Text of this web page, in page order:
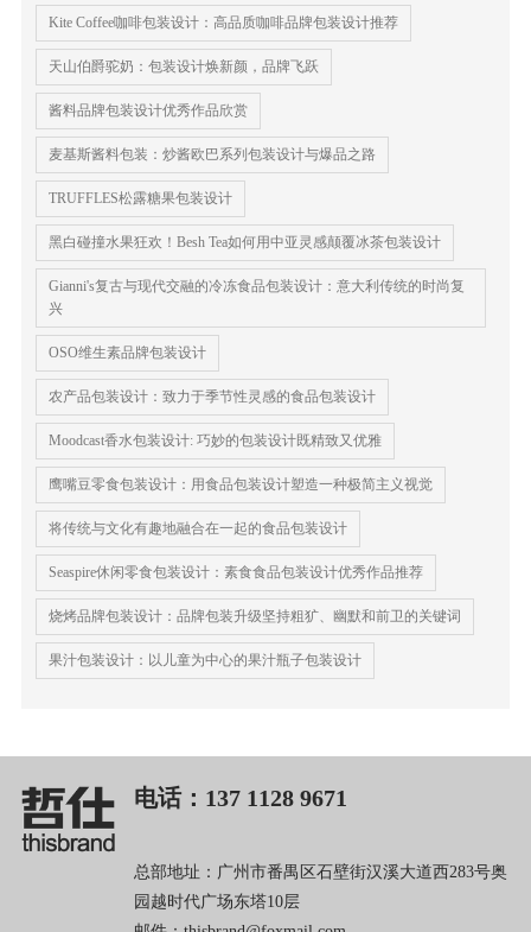
Kite Coffee咖啡包装设计：高品质咖啡品牌包装设计推荐
天山伯爵驼奶：包装设计焕新颜，品牌飞跃
酱料品牌包装设计优秀作品欣赏
麦基斯酱料包装：炒酱欧巴系列包装设计与爆品之路
TRUFFLES松露糖果包装设计
黑白碰撞水果狂欢！Besh Tea如何用中亚灵感颠覆冰茶包装设计
Gianni's复古与现代交融的冷冻食品包装设计：意大利传统的时尚复
兴
OSO维生素品牌包装设计
农产品包装设计：致力于季节性灵感的食品包装设计
Moodcast香水包装设计: 巧妙的包装设计既精致又优雅
鹰嘴豆零食包装设计：用食品包装设计塑造一种极简主义视觉
将传统与文化有趣地融合在一起的食品包装设计
Seaspire休闲零食包装设计：素食食品包装设计优秀作品推荐
烧烤品牌包装设计：品牌包装升级坚持粗犷、幽默和前卫的关键词
果汁包装设计：以儿童为中心的果汁瓶子包装设计
电话：137 1128 9671
总部地址：广州市番禺区石壁街汉溪大道西283号奥
园越时代广场东塔10层